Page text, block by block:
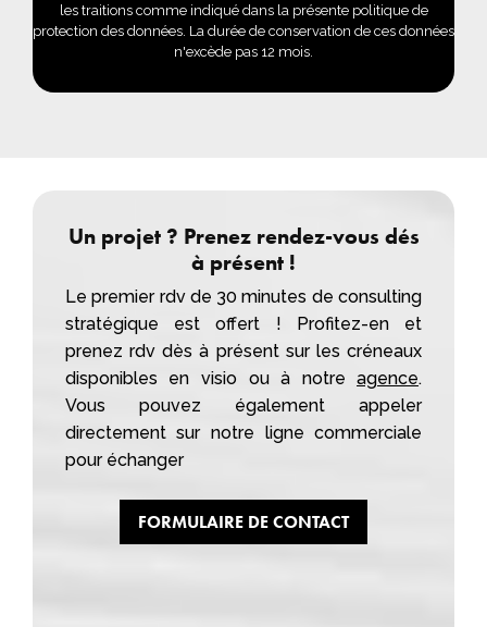
les traitions comme indiqué dans la présente politique de
protection des données. La durée de conservation de ces données
n'excède pas 12 mois.
Un projet ? Prenez rendez-vous dés
à présent !
Le premier rdv de 30 minutes de consulting
stratégique est offert ! Profitez-en et
prenez rdv dès à présent sur les créneaux
disponibles en visio ou à notreagence.
Vous pouvez également appeler
directement sur notre ligne commerciale
pour échanger
FORMULAIRE DE CONTACT